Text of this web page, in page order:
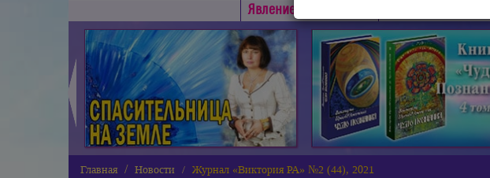
Явлениe Матери Мира
◄
Главная Новости Журнал «Виктория РА» №2 (44), 2021